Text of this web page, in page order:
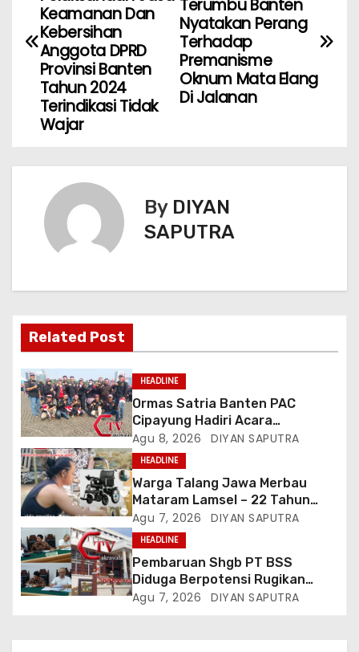
Terumbu Banten
Nyatakan Perang
Terhadap
Premanisme
Oknum Mata Elang
Di Jalanan
Keamanan Dan
Kebersihan
Anggota DPRD
Provinsi Banten
Tahun 2024
Terindikasi Tidak
Wajar
By DIYAN
SAPUTRA
Related Post
HEADLINE
Ormas Satria Banten PAC
Cipayung Hadiri Acara
Menjelang HUT Ke-81
Kemerdekaan RI Di Silang Monas
Agu 8, 2026 DIYAN SAPUTRA
HEADLINE
Warga Talang Jawa Merbau
Mataram Lamsel – 22 Tahun
Lumpuh Vina Agustina Viral Di
Tiktok Inginkan Kursi Roda
Listrik, Kepala Perwakilan
Provinsi Lampung Media
Cakrawala Tv Meminta Pemda
Lamsel Bertindak
Agu 7, 2026 DIYAN SAPUTRA
HEADLINE
Pembaruan Shgb PT BSS
Diduga Berpotensi Rugikan
Negara, Kementrian ATR/BPN Di
Agu 7, 2026 DIYAN SAPUTRA